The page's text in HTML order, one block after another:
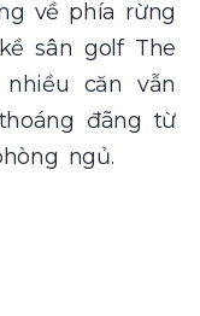
về phía rừng
sân golf The
căn vẫn
đãng từ
ngủ.